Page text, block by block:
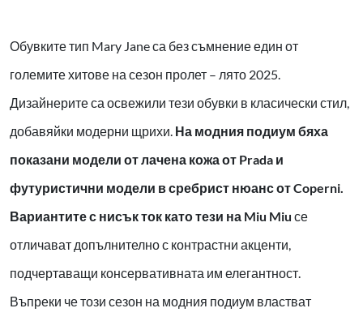
Обувките тип Mary Jane са без съмнение един от
големите хитове на сезон пролет – лято 2025.
Дизайнерите са освежили тези обувки в класически стил,
добавяйки модерни щрихи. На модния подиум бяха
показани модели от лачена кожа от Prada и
футуристични модели в сребрист нюанс от Coperni.
Вариантите с нисък ток като тези на Miu Miu се
отличават допълнително с контрастни акценти,
подчертаващи консервативната им елегантност.
Въпреки че този сезон на модния подиум властват